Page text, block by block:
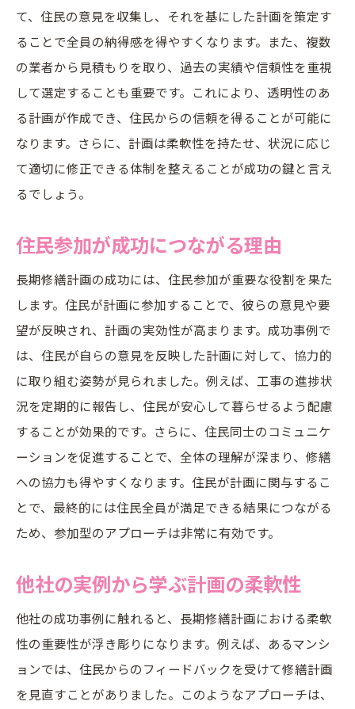
透明なコミュニケーションが長期修繕計画を成
功に導く
情報共有の重要性と実施方法
信頼関係構築のためのステップ
双方向コミュニケーションの重要性
透明性がもたらす安心感とその効果
住民との定期的な会議の価値
業者選定のポイントと成功事例から学ぶ長期修
繕
信頼できる業者選定の基準
過去の実績と評判を重視する理由
業者との信頼関係構築の重要性
複数業者の提案をうまく活用する方法
成功事例が示す業者選定のコツ
住民満足度を向上させる長期修繕計画のヒント
住民の期待に応える計画の特徴
満足度調査から見える改善点
満足度向上のための具体的施策
成功事例に学ぶ住民対応の工夫
住民の声を反映した計画の実現
て、住民の意見を収集し、それを基にした計画を策定す
ることで全員の納得感を得やすくなります。また、複数
の業者から見積もりを取り、過去の実績や信頼性を重視
して選定することも重要です。これにより、透明性のあ
る計画が作成でき、住民からの信頼を得ることが可能に
なります。さらに、計画は柔軟性を持たせ、状況に応じ
て適切に修正できる体制を整えることが成功の鍵と言え
るでしょう。
住民参加が成功につながる理由
長期修繕計画の成功には、住民参加が重要な役割を果た
します。住民が計画に参加することで、彼らの意見や要
望が反映され、計画の実効性が高まります。成功事例で
は、住民が自らの意見を反映した計画に対して、協力的
に取り組む姿勢が見られました。例えば、工事の進捗状
況を定期的に報告し、住民が安心して暮らせるよう配慮
することが効果的です。さらに、住民同士のコミュニケ
ーションを促進することで、全体の理解が深まり、修繕
への協力も得やすくなります。住民が計画に関与するこ
とで、最終的には住民全員が満足できる結果につながる
ため、参加型のアプローチは非常に有効です。
他社の実例から学ぶ計画の柔軟性
他社の成功事例に触れると、長期修繕計画における柔軟
性の重要性が浮き彫りになります。例えば、あるマンシ
ョンでは、住民からのフィードバックを受けて修繕計画
を見直すことがありました。このようなアプローチは、